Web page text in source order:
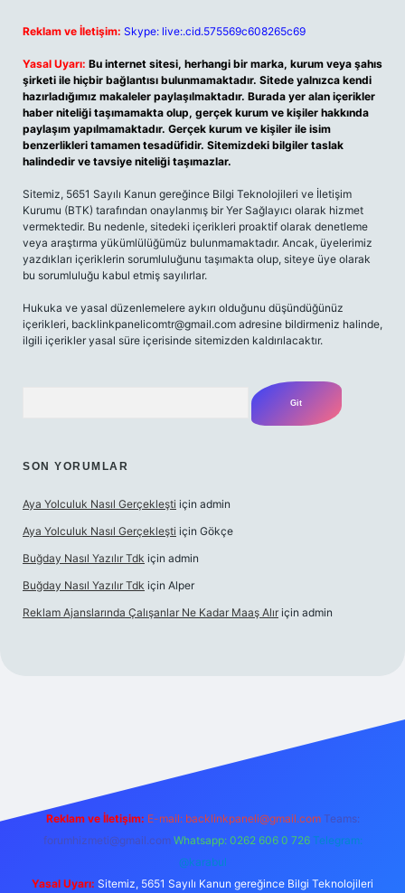
Reklam ve İletişim: Skype: live:.cid.575569c608265c69
Yasal Uyarı: Bu internet sitesi, herhangi bir marka, kurum veya şahıs
şirketi ile hiçbir bağlantısı bulunmamaktadır. Sitede yalnızca kendi
hazırladığımız makaleler paylaşılmaktadır. Burada yer alan içerikler
haber niteliği taşımamakta olup, gerçek kurum ve kişiler hakkında
paylaşım yapılmamaktadır. Gerçek kurum ve kişiler ile isim
benzerlikleri tamamen tesadüfidir. Sitemizdeki bilgiler taslak
halindedir ve tavsiye niteliği taşımazlar.
Sitemiz, 5651 Sayılı Kanun gereğince Bilgi Teknolojileri ve İletişim
Kurumu (BTK) tarafından onaylanmış bir Yer Sağlayıcı olarak hizmet
vermektedir. Bu nedenle, sitedeki içerikleri proaktif olarak denetleme
veya araştırma yükümlülüğümüz bulunmamaktadır. Ancak, üyelerimiz
yazdıkları içeriklerin sorumluluğunu taşımakta olup, siteye üye olarak
bu sorumluluğu kabul etmiş sayılırlar.
Hukuka ve yasal düzenlemelere aykırı olduğunu düşündüğünüz
içerikleri, backlinkpanelicomtr@gmail.com adresine bildirmeniz halinde,
ilgili içerikler yasal süre içerisinde sitemizden kaldırılacaktır.
SON YORUMLAR
Aya Yolculuk Nasıl Gerçekleşti için admin
Aya Yolculuk Nasıl Gerçekleşti için Gökçe
Buğday Nasıl Yazılır Tdk için admin
Buğday Nasıl Yazılır Tdk için Alper
Reklam Ajanslarında Çalışanlar Ne Kadar Maaş Alır için admin
Reklam ve İletişim: E-mail: backlinkpaneli@gmail.com Teams:
forumhizmeti@gmail.com Whatsapp: 0262 606 0 726 Telegram:
@karabul
Yasal Uyarı: Sitemiz, 5651 Sayılı Kanun gereğince Bilgi Teknolojileri